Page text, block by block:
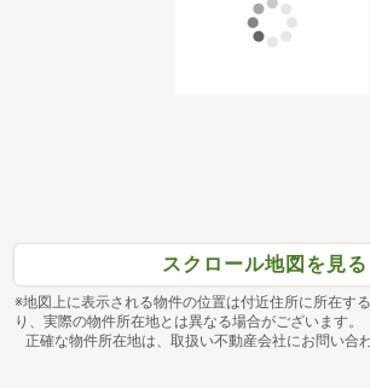
スクロール地図を見る
※地図上に表示される物件の位置は付近住所に所在す
り、実際の物件所在地とは異なる場合がございます。
正確な物件所在地は、取扱い不動産会社にお問い合